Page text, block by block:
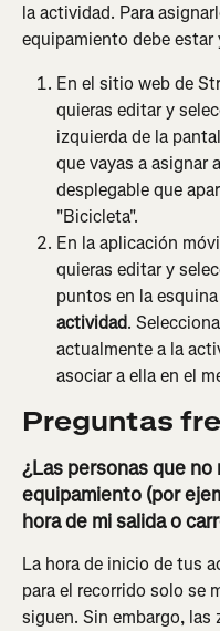
la actividad. Para
equipamiento debe
En el sitio web de
quieras editar y
izquierda de la
que vayas a asignar
desplegable que
"Bicicleta".
En la aplicación
quieras editar y
puntos en la
actividad.
actualmente a la
asociar a ella en el
Preguntas
¿Las personas que
equipamiento (por
hora de mi salida o
La hora de inicio de tus
para el recorrido solo se
siguen. Sin embargo,